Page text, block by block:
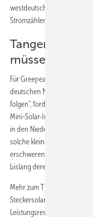
westdeutsche Netzbetreiber
Stromzählern mit
Tangermann:
müssen folgen“
Für Greepeace Energy ist
deutschen Netzbetreiber
folgen“, fordert
Mini-Solar-Interessenten
in den Niederlanden, wo
solche kleinen
erschweren veraltete
bislang deren Einsatz“,
Mehr zum Thema: Die
Steckersolargeräten ist
Leistungsreserven der